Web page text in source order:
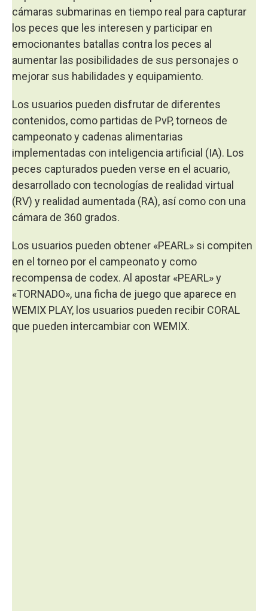
cámaras submarinas en tiempo real para capturar
los peces que les interesen y participar en
emocionantes batallas contra los peces al
aumentar las posibilidades de sus personajes o
mejorar sus habilidades y equipamiento.
Los usuarios pueden disfrutar de diferentes
contenidos, como partidas de PvP, torneos de
campeonato y cadenas alimentarias
implementadas con inteligencia artificial (IA). Los
peces capturados pueden verse en el acuario,
desarrollado con tecnologías de realidad virtual
(RV) y realidad aumentada (RA), así como con una
cámara de 360 grados.
Los usuarios pueden obtener «PEARL» si compiten
en el torneo por el campeonato y como
recompensa de codex. Al apostar «PEARL» y
«TORNADO», una ficha de juego que aparece en
WEMIX PLAY, los usuarios pueden recibir CORAL
que pueden intercambiar con WEMIX.